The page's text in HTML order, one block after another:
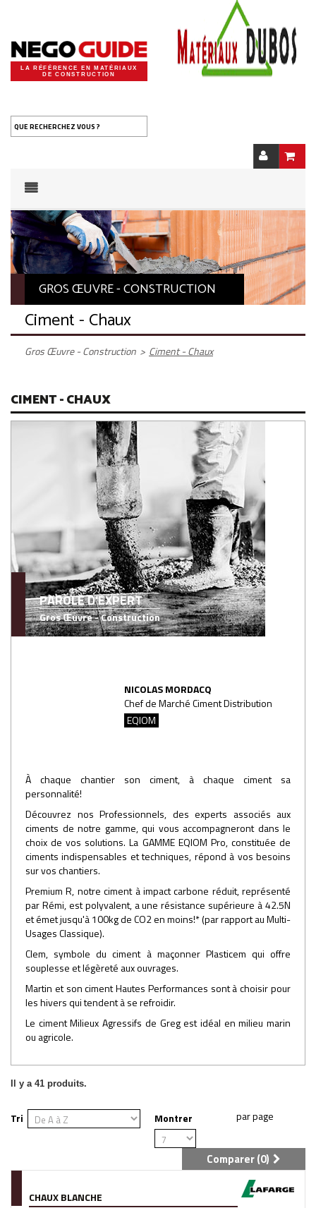
LA RÉFÉRENCE EN MATÉRIAUX
DE CONSTRUCTION
QUE RECHERCHEZ VOUS ?
GROS ŒUVRE - CONSTRUCTION
Ciment - Chaux
Gros Œuvre - Construction > Ciment - Chaux
CIMENT - CHAUX
PAROLE D'EXPERT
Gros Œuvre - Construction
NICOLAS MORDACQ
Chef de Marché Ciment Distribution
EQIOM
À chaque chantier son ciment, à chaque ciment sa
personnalité!
Découvrez nos Professionnels, des experts associés aux
ciments de notre gamme, qui vous accompagneront dans le
choix de vos solutions. La GAMME EQIOM Pro, constituée de
ciments indispensables et techniques, répond à vos besoins
sur vos chantiers.
Premium R, notre ciment à impact carbone réduit, représenté
par Rémi, est polyvalent, a une résistance supérieure à 42.5N
et émet jusqu'à 100kg de CO2 en moins!* (par rapport au Multi-
Usages Classique).
Clem, symbole du ciment à maçonner Plasticem qui offre
souplesse et légèreté aux ouvrages.
Martin et son ciment Hautes Performances sont à choisir pour
les hivers qui tendent à se refroidir.
Le ciment Milieux Agressifs de Greg est idéal en milieu marin
ou agricole.
Il y a 41 produits.
Tri Montrer
Comparer (0)
CHAUX BLANCHE